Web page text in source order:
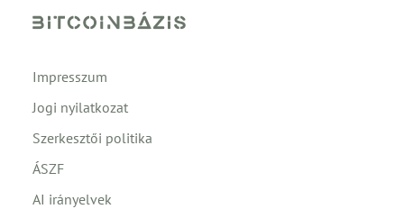
Impresszum
Jogi nyilatkozat
Szerkesztői politika
ÁSZF
AI irányelvek